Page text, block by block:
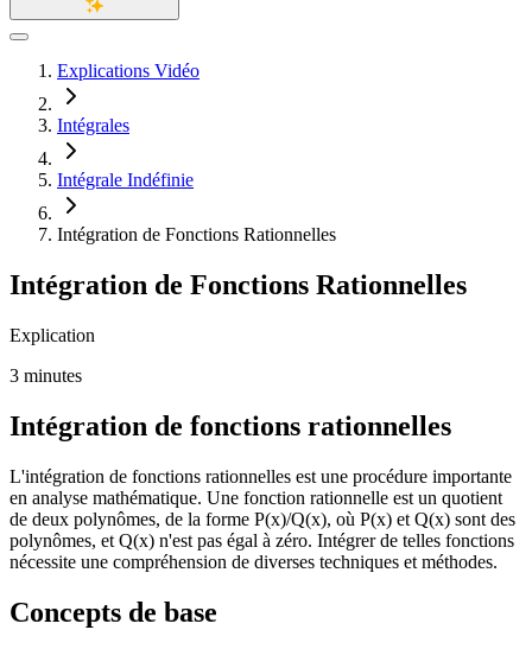
Explications Vidéo
Intégrales
Intégrale Indéfinie
Intégration de Fonctions Rationnelles
Intégration de Fonctions Rationnelles
Explication
3 minutes
Intégration de fonctions rationnelles
L'intégration de fonctions rationnelles est une procédure importante
en analyse mathématique. Une fonction rationnelle est un quotient
de deux polynômes, de la forme P(x)/Q(x), où P(x) et Q(x) sont des
polynômes, et Q(x) n'est pas égal à zéro. Intégrer de telles fonctions
nécessite une compréhension de diverses techniques et méthodes.
Concepts de base